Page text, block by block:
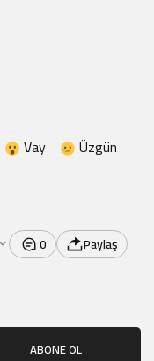
Vay Üzgün
0 Paylaş
ABONE OL